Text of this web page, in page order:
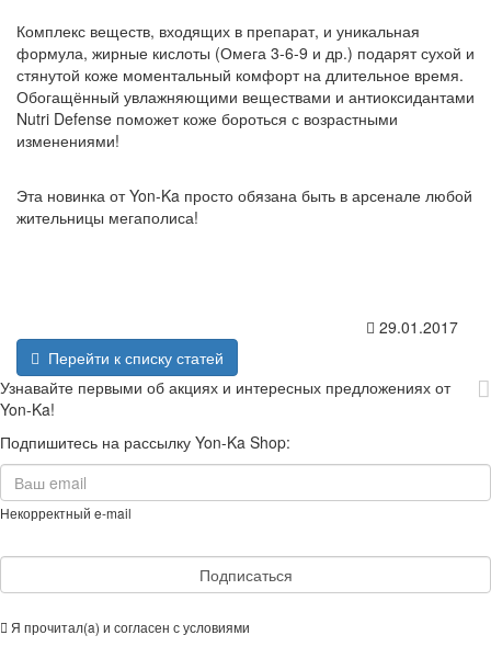
Комплекс веществ, входящих в препарат, и уникальная
формула, жирные кислоты (Омега 3-6-9 и др.) подарят сухой и
стянутой коже моментальный комфорт на длительное время.
Обогащённый увлажняющими веществами и антиоксидантами
Nutri Defense поможет коже бороться с возрастными
изменениями!
Эта новинка от Yon-Ka просто обязана быть в арсенале любой
жительницы мегаполиса!
29.01.2017
Перейти к списку статей
Узнавайте первыми об акциях и интересных предложениях от
Yon-Ka!
Подпишитесь на рассылку Yon-Ka Shop:
Некорректный e-mail
Подписаться
Я прочитал(a) и согласен с условиями